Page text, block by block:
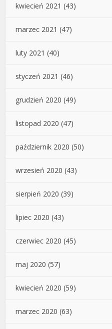
kwiecień 2021 (43)
marzec 2021 (47)
luty 2021 (40)
styczeń 2021 (46)
grudzień 2020 (49)
listopad 2020 (47)
październik 2020 (50)
wrzesień 2020 (43)
sierpień 2020 (39)
lipiec 2020 (43)
czerwiec 2020 (45)
maj 2020 (57)
kwiecień 2020 (59)
marzec 2020 (63)